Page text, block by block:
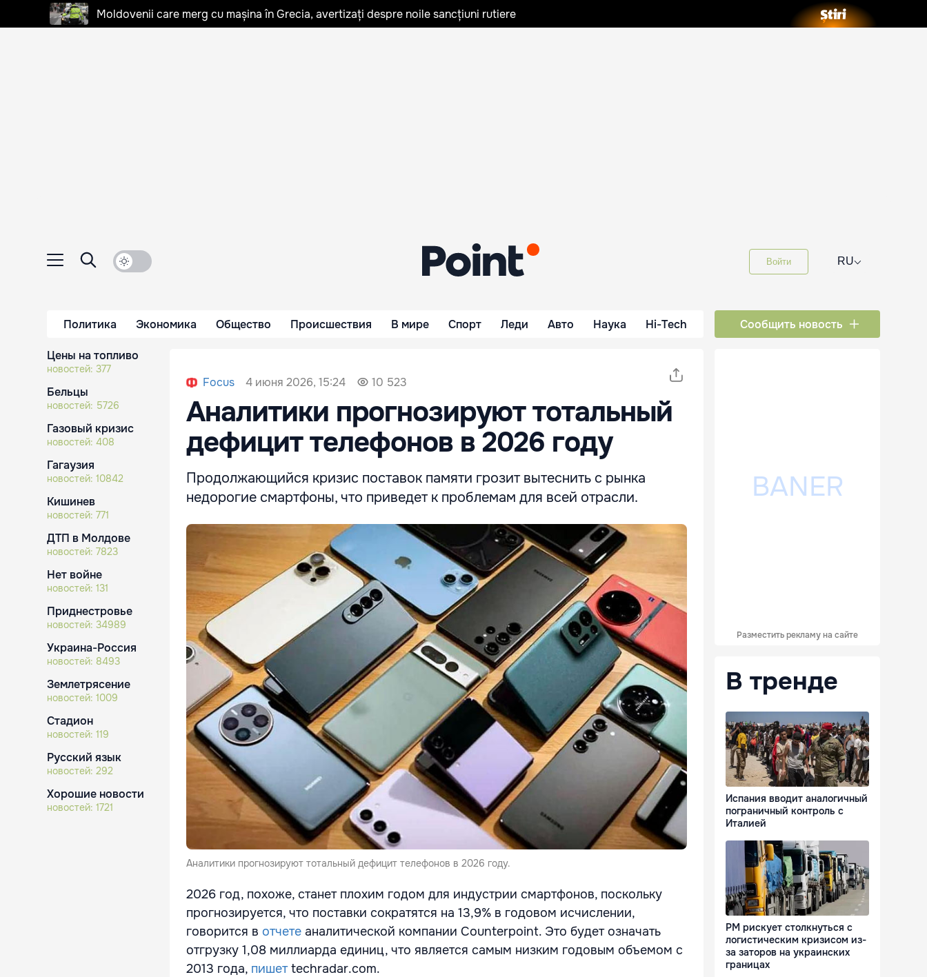
Moldovenii care merg cu mașina în Grecia, avertizați despre noile sancțiuni rutiere
Войти RU⌵
Политика Экономика Общество Происшествия В мире Спорт Леди Авто Наука Hi-Tech Сообщить новость
Цены на топливо
новостей: 377
Бельцы
новостей: 5726
Газовый кризис
новостей: 408
Гагаузия
новостей: 10842
Кишинев
новостей: 771
ДТП в Молдове
новостей: 7823
Нет войне
новостей: 131
Приднестровье
новостей: 34989
Украина-Россия
новостей: 8493
Землетрясение
новостей: 1009
Стадион
новостей: 119
Русский язык
новостей: 292
Хорошие новости
новостей: 1721
Focus 4 июня 2026, 15:24 10 523
Аналитики прогнозируют тотальный
дефицит телефонов в 2026 году
Продолжающийся кризис поставок памяти грозит вытеснить с рынка
недорогие смартфоны, что приведет к проблемам для всей отрасли.
Аналитики прогнозируют тотальный дефицит телефонов в 2026 году.
2026 год, похоже, станет плохим годом для индустрии смартфонов, поскольку
прогнозируется, что поставки сократятся на 13,9% в годовом исчислении,
говорится в отчете аналитической компании Counterpoint. Это будет означать
отгрузку 1,08 миллиарда единиц, что является самым низким годовым объемом с
2013 года, пишет techradar.com.
Разместить рекламу на сайте
В тренде
Испания вводит аналогичный
пограничный контроль с
Италией
РМ рискует столкнуться с
логистическим кризисом из-
за заторов на украинских
границах